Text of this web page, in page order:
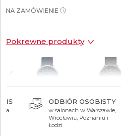
NA ZAMÓWIENIE
Pokrewne produkty
1 479 zł 1 339 zł
ODBIÓR OSOBISTY
w salonach w Warszawie,
Wrocławiu, Poznaniu i